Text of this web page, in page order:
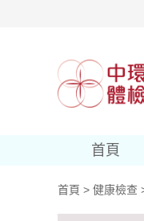
首頁
首頁 > 健康檢查